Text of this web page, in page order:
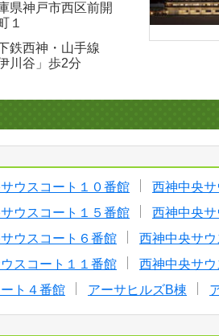
県神戸市西区前開
１
鉄西神・山手線
伊川谷」歩2分
ウスコート１０番館 西神中央
ウスコート１５番館 西神中央
ウスコート６番館 西神中央サ
スコート１１番館 西神中央サ
ト４番館 アーサヒルズB棟